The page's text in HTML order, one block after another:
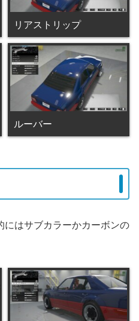
リアストリップ
ルーバー
にはサブカラーかカーボンの